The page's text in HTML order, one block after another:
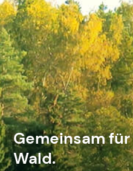
Gemeinsam
Wald.